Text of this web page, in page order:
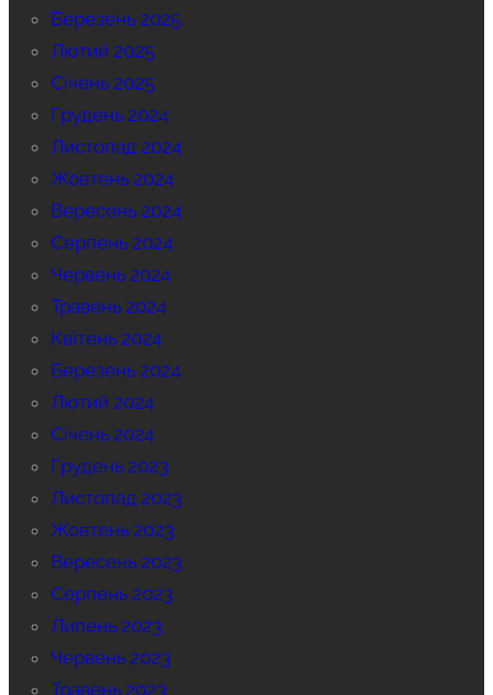
Березень 2025
Лютий 2025
Січень 2025
Грудень 2024
Листопад 2024
Жовтень 2024
Вересень 2024
Серпень 2024
Червень 2024
Травень 2024
Квітень 2024
Березень 2024
Лютий 2024
Січень 2024
Грудень 2023
Листопад 2023
Жовтень 2023
Вересень 2023
Серпень 2023
Липень 2023
Червень 2023
Травень 2023